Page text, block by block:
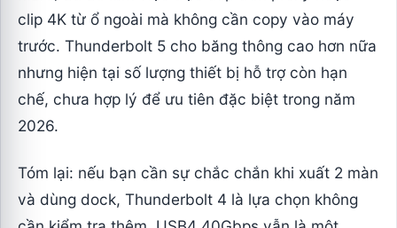
clip 4K từ ổ ngoài mà không cần copy vào máy
trước. Thunderbolt 5 cho băng thông cao hơn nữa
nhưng hiện tại số lượng thiết bị hỗ trợ còn hạn
chế, chưa hợp lý để ưu tiên đặc biệt trong năm
2026.
Tóm lại: nếu bạn cần sự chắc chắn khi xuất 2 màn
và dùng dock, Thunderbolt 4 là lựa chọn không